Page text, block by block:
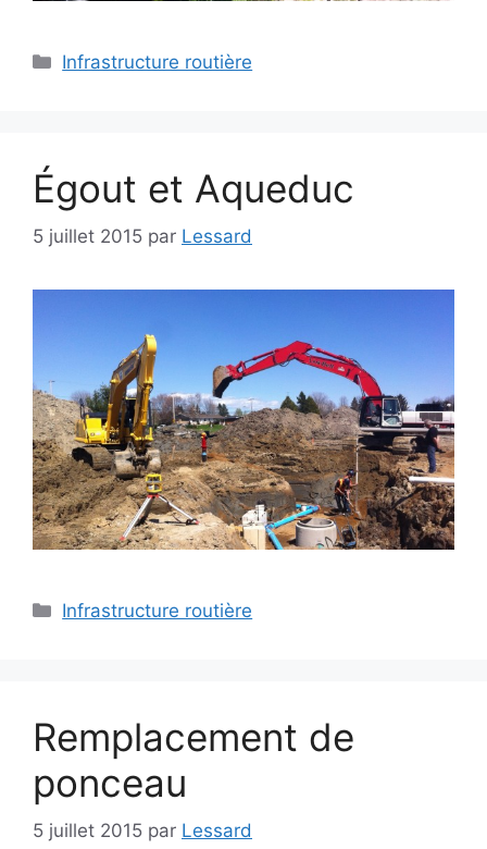
Infrastructure routière
Égout et Aqueduc
5 juillet 2015 par Lessard
Infrastructure routière
Remplacement de
ponceau
5 juillet 2015 par Lessard